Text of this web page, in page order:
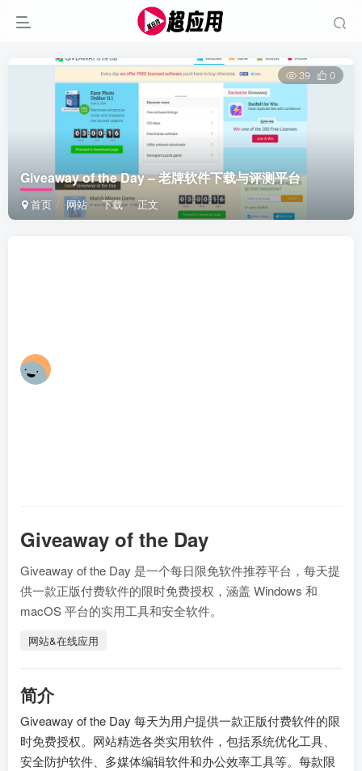
Giveaway of the Day – 老牌软件下载与评测平台
首页 网站 下载 正文
39 0
Giveaway of the Day
Giveaway of the Day 是一个每日限免软件推荐平台，每天提
供一款正版付费软件的限时免费授权，涵盖 Windows 和
macOS 平台的实用工具和安全软件。
网站&在线应用
简介
Giveaway of the Day 每天为用户提供一款正版付费软件的限
时免费授权。网站精选各类实用软件，包括系统优化工具、
安全防护软件、多媒体编辑软件和办公效率工具等。每款限